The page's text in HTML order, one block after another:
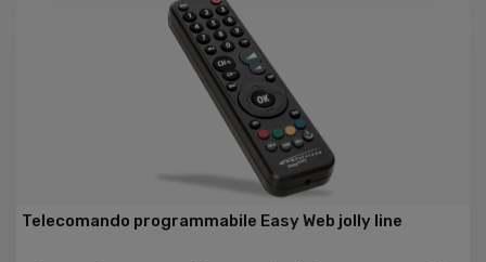
Telecomando programmabile Easy Web jolly line